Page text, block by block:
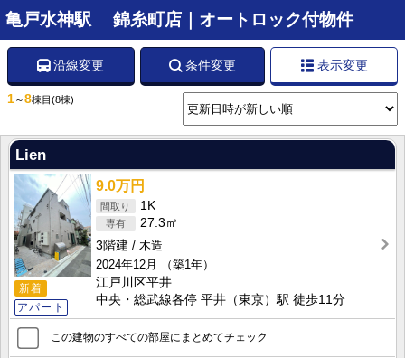
亀戸水神駅 錦糸町店｜オートロック付物件
沿線変更 条件変更 表示変更
1～8棟目 (8棟)
Lien
新着
アパート
9.0万円
1K
27.3㎡
3階建
木造
2024年12月
（築1年）
江戸川区平井
中央・総武線各停 平井（東京）駅 徒歩11分
この建物のすべての部屋にまとめてチェック